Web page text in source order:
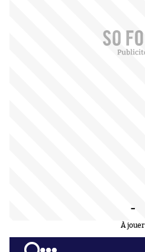
-
À jouer